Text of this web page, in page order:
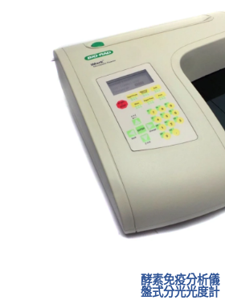
酵素免疫分析儀
盤式分光光度計